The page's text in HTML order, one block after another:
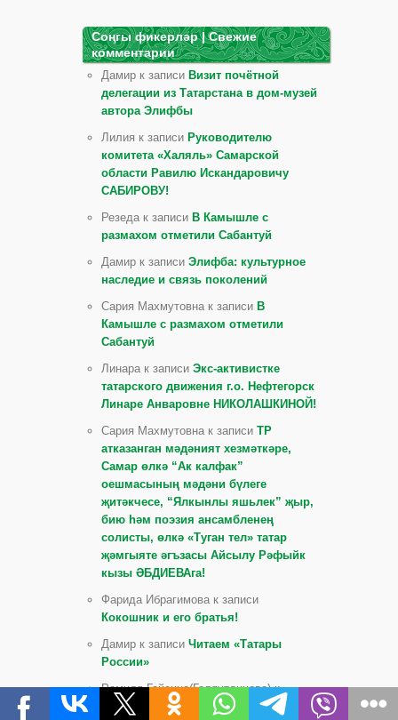
Соңгы фикерләр | Свежие
комментарии
Дамир к записи Визит почётной
делегации из Татарстана в дом-музей
автора Элифбы
Лилия к записи Руководителю
комитета «Халяль» Самарской
области Равилю Искандаровичу
САБИРОВУ!
Резеда к записи В Камышле с
размахом отметили Сабантуй
Дамир к записи Элифба: культурное
наследие и связь поколений
Сария Махмутовна к записи В
Камышле с размахом отметили
Сабантуй
Линара к записи Экс-активистке
татарского движения г.о. Нефтегорск
Линаре Анваровне НИКОЛАШКИНОЙ!
Сария Махмутовна к записи ТР
атказанган мәдәният хезмәткәре,
Самар өлкә “Ак калфак”
оешмасының мәдәни бүлеге
җитәкчесе, “Ялкынлы яшьлек” җыр,
бию һәм поэзия ансамбленең
солисты, өлкә «Туган тел» татар
җәмгыяте әгъзасы Айсылу Рәфыйк
кызы ӘБДИЕВАга!
Фарида Ибрагимова к записи
Кокошник и его братья!
Дамир к записи Читаем «Татары
России»
Рамиля Гайсина(Галяутдинова) к
записи
Денискинцы достойно